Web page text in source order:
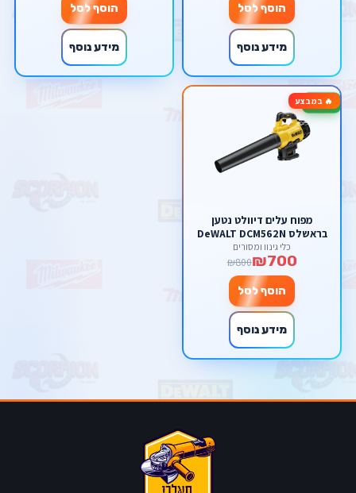
הוסף לסל
מידע נוסף
הוסף לסל
מידע נוסף
🔥 במבצע-13%
מפוח עלים דיוולט נטען
בראשלס DeWALT DCM562N
BL 18V DewWalt (גוף בלבד)
כלי גינון ומסורים
₪700
₪800
הוסף לסל
מידע נוסף